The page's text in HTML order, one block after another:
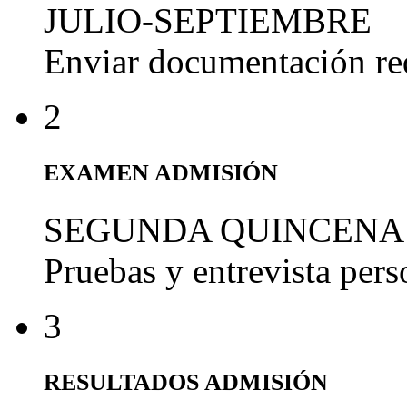
JULIO-SEPTIEMBRE
Enviar documentación
2
EXAMEN ADMISIÓN
SEGUNDA
Pruebas y entrevista
3
RESULTADOS ADMISIÓN